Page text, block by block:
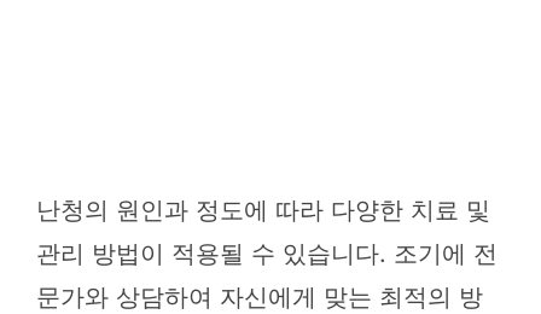
난청의 원인과 정도에 따라 다양한 치료 및
관리 방법이 적용될 수 있습니다. 조기에 전
문가와 상담하여 자신에게 맞는 최적의 방